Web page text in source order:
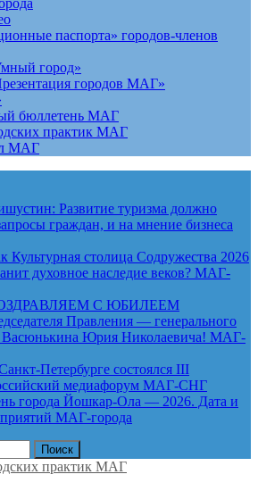
паспорта» городов-членов
город»
городов МАГ»
бюллетень МАГ
практик МАГ
МАГ
Развитие туризма должно
граждан, и на мнение бизнеса
Культурная столица Содружества 2026
духовное наследие веков? МАГ-
С ЮБИЛЕЕМ
Правления — генерального
Юрия Николаевича! МАГ-
Петербурге состоялся III
медиафорум МАГ-СНГ
города Йошкар-Ола — 2026. Дата и
МАГ-города
практик МАГ